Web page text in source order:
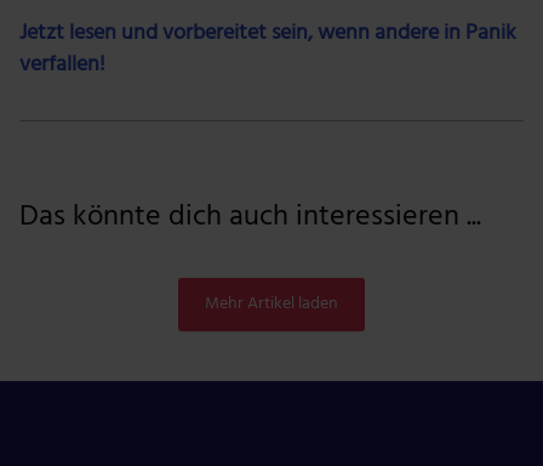
Jetzt lesen und vorbereitet sein, wenn andere in Panik
verfallen!
Das könnte dich auch interessieren ...
Mehr Artikel laden